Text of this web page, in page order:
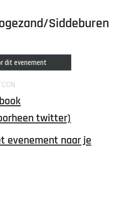
Siddeburen
dit evenement
twitter)
evenement naar je